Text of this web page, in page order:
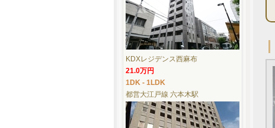
KDXレジデンス西麻布
21.0万円
1DK - 1LDK
都営大江戸線 六本木駅